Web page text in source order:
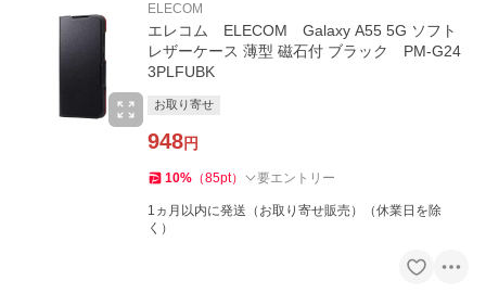
ELECOM
エレコム ELECOM Galaxy A55 5G ソフト
レザーケース 薄型 磁石付 ブラック PM-G24
3PLFUBK
お取り寄せ
948円
10% （85pt） 要エントリー
1ヵ月以内に発送（お取り寄せ販売）（休業日を除
く）